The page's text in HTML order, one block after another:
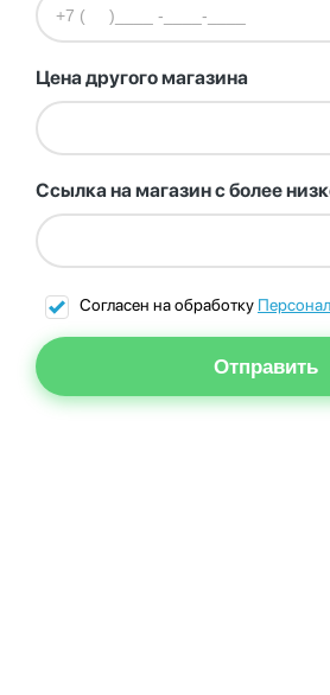
Цена другого магазина
Ссылка на магазин с более
Согласен на обработку
Отправить